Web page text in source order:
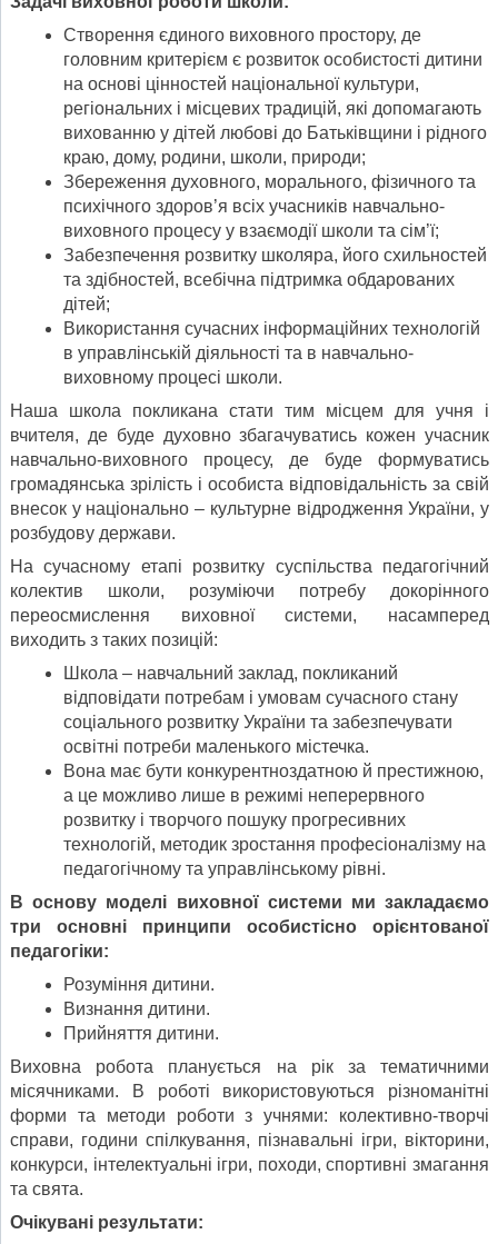
Створення єдиного виховного простору, де
головним критерієм є розвиток особистості дитини
на основі цінностей національної культури,
регіональних і місцевих традицій, які допомагають
вихованню у дітей любові до Батьківщини і рідного
краю, дому, родини, школи, природи;
Збереження духовного, морального, фізичного та
психічного здоров’я всіх учасників навчально-
виховного процесу у взаємодії школи та сім’ї;
Забезпечення розвитку школяра, його схильностей
та здібностей, всебічна підтримка обдарованих
дітей;
Використання сучасних інформаційних технологій
в управлінській діяльності та в навчально-
виховному процесі школи.
Наша школа покликана стати тим місцем для учня і
вчителя, де буде духовно збагачуватись кожен учасник
навчально-виховного процесу, де буде формуватись
громадянська зрілість і особиста відповідальність за свій
внесок у національно – культурне відродження України, у
розбудову держави.
На сучасному етапі розвитку суспільства педагогічний
колектив школи, розуміючи потребу докорінного
переосмислення виховної системи, насамперед
виходить з таких позицій:
Школа – навчальний заклад, покликаний
відповідати потребам і умовам сучасного стану
соціального розвитку України та забезпечувати
освітні потреби маленького містечка.
Вона має бути конкурентноздатною й престижною,
а це можливо лише в режимі неперервного
розвитку і творчого пошуку прогресивних
технологій, методик зростання професіоналізму на
педагогічному та управлінському рівні.
В основу моделі виховної системи ми закладаємо
три основні принципи особистісно орієнтованої
педагогіки:
Розуміння дитини.
Визнання дитини.
Прийняття дитини.
Виховна робота планується на рік за тематичними
місячниками. В роботі використовуються різноманітні
форми та методи роботи з учнями: колективно-творчі
справи, години спілкування, пізнавальні ігри, вікторини,
конкурси, інтелектуальні ігри, походи, спортивні змагання
та свята.
Очікувані результати: